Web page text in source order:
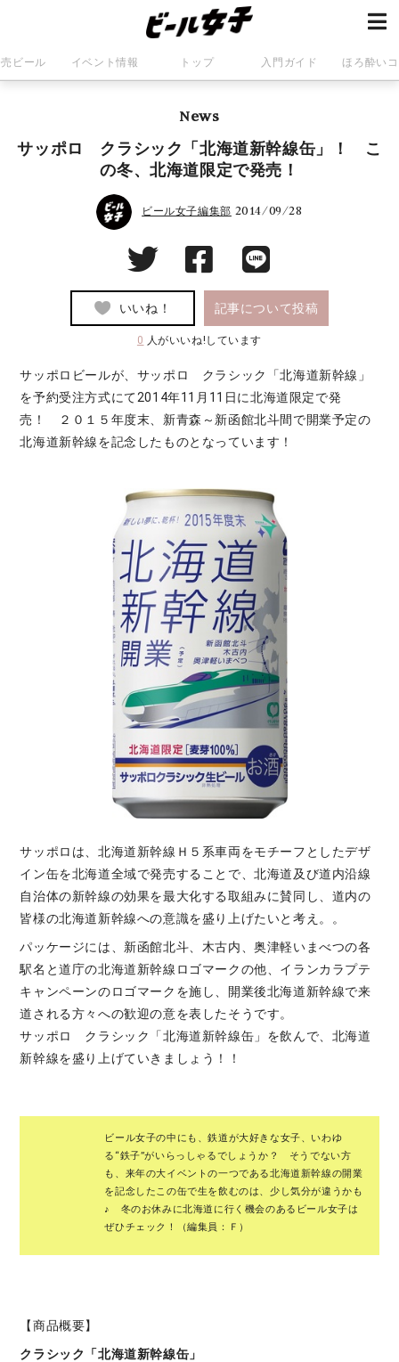
ビール イベント情報 トップ 入門ガイド ほろ酔い
News
サッポロ クラシック「北海道新幹線缶」！ こ
の冬、北海道限定で発売！
ビール女子編集部 2014/09/28
いいね！ 記事について投稿
0 人がいいね!しています
サッポロビールが、サッポロ クラシック「北海道新幹線」
を予約受注方式にて2014年11月11日に北海道限定で発
売！ ２０１５年度末、新青森～新函館北斗間で開業予定の
北海道新幹線を記念したものとなっています！
サッポロは、北海道新幹線Ｈ５系車両をモチーフとしたデザ
イン缶を北海道全域で発売することで、北海道及び道内沿線
自治体の新幹線の効果を最大化する取組みに賛同し、道内の
皆様の北海道新幹線への意識を盛り上げたいと考え。。
パッケージには、新函館北斗、木古内、奥津軽いまべつの各
駅名と道庁の北海道新幹線ロゴマークの他、イランカラプテ
キャンペーンのロゴマークを施し、開業後北海道新幹線で来
道される方々への歓迎の意を表したそうです。
サッポロ クラシック「北海道新幹線缶」を飲んで、北海道
新幹線を盛り上げていきましょう！！
ビール女子の中にも、鉄道が大好きな女子、いわゆ
る“鉄子”がいらっしゃるでしょうか？ そうでない方
も、来年の大イベントの一つである北海道新幹線の開業
を記念したこの缶で生を飲むのは、少し気分が違うかも
♪ 冬のお休みに北海道に行く機会のあるビール女子は
ぜひチェック！（編集員：Ｆ）
【商品概要】
クラシック「北海道新幹線缶」